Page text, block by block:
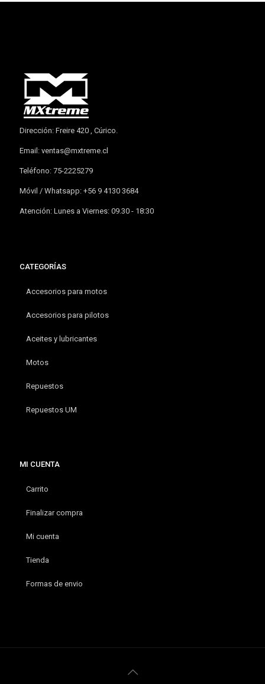
Dirección: Freire 420 , Cúrico.
Email: ventas@mxtreme.cl
Teléfono: 75-2225279
Móvil / Whatsapp: +56 9 4130 3684
Atención: Lunes a Viernes: 09.30 - 18:30
CATEGORÍAS
Accesorios para motos
Accesorios para pilotos
Aceites y lubricantes
Motos
Repuestos
Repuestos UM
MI CUENTA
Carrito
Finalizar compra
Mi cuenta
Tienda
Formas de envio